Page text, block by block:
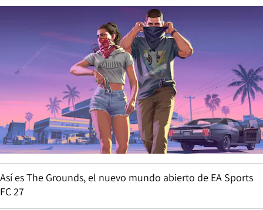
Así es The Grounds, el nuevo mundo abierto de EA Sports
FC 27